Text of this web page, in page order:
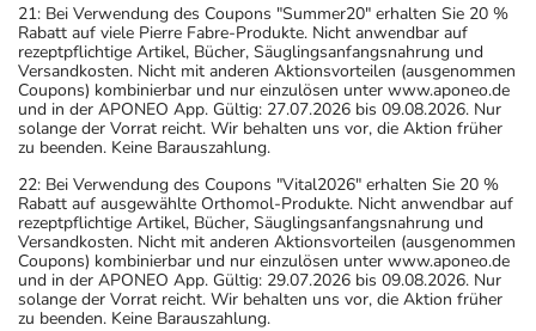
21: Bei Verwendung des Coupons "Summer20" erhalten Sie 20 %
Rabatt auf viele Pierre Fabre-Produkte. Nicht anwendbar auf
rezeptpflichtige Artikel, Bücher, Säuglingsanfangsnahrung und
Versandkosten. Nicht mit anderen Aktionsvorteilen (ausgenommen
Coupons) kombinierbar und nur einzulösen unter www.aponeo.de
und in der APONEO App. Gültig: 27.07.2026 bis 09.08.2026. Nur
solange der Vorrat reicht. Wir behalten uns vor, die Aktion früher
zu beenden. Keine Barauszahlung.
22: Bei Verwendung des Coupons "Vital2026" erhalten Sie 20 %
Rabatt auf ausgewählte Orthomol-Produkte. Nicht anwendbar auf
rezeptpflichtige Artikel, Bücher, Säuglingsanfangsnahrung und
Versandkosten. Nicht mit anderen Aktionsvorteilen (ausgenommen
Coupons) kombinierbar und nur einzulösen unter www.aponeo.de
und in der APONEO App. Gültig: 29.07.2026 bis 09.08.2026. Nur
solange der Vorrat reicht. Wir behalten uns vor, die Aktion früher
zu beenden. Keine Barauszahlung.